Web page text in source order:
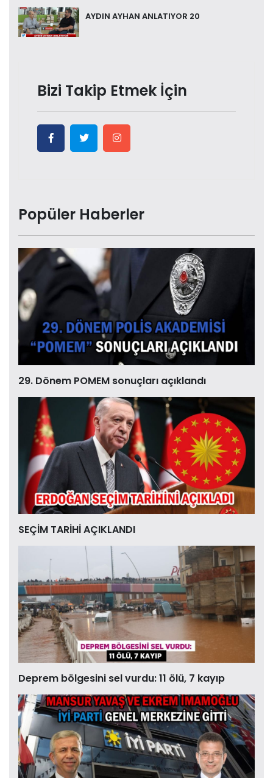
AYDIN AYHAN ANLATIYOR 20
Bizi Takip Etmek İçin
Popüler Haberler
29. Dönem POMEM sonuçları açıklandı
SEÇİM TARİHİ AÇIKLANDI
Deprem bölgesini sel vurdu: 11 ölü, 7 kayıp